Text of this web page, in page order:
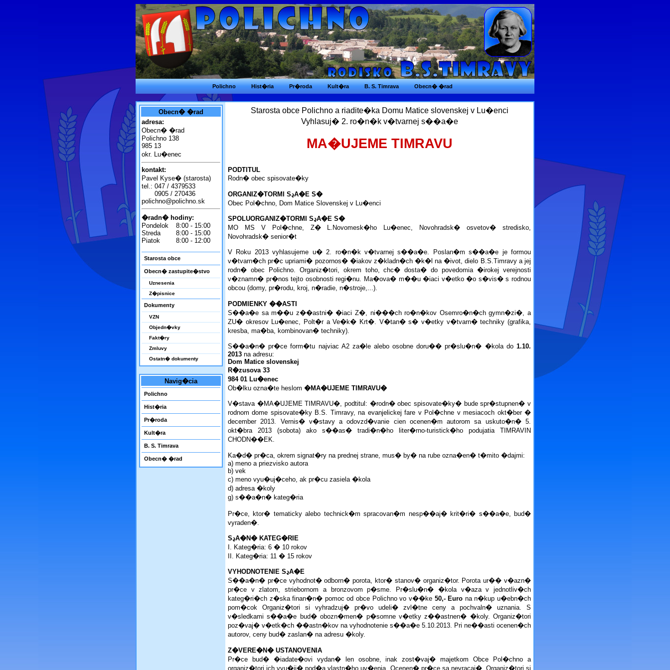
Polichno Hist�ria Pr�roda Kult�ra B. S. Timrava Obecn� �rad
Obecn� �rad
adresa:
Obecn� �rad
Polichno 138
985 13
okr. Lu�enec
kontakt:
Pavel Kyse� (starosta)
tel.: 047 / 4379533
0905 / 270436
polichno@polichno.sk
�radn� hodiny:
Pondelok
8:00 - 15:00
Streda
8:00 - 15:00
Piatok
8:00 - 12:00
Starosta obce
Obecn� zastupite�stvo
Uznesenia
Z�pisnice
Dokumenty
VZN
Objedn�vky
Fakt�ry
Zmluvy
Ostatn� dokumenty
Navig�cia
Polichno
Hist�ria
Pr�roda
Kult�ra
B. S. Timrava
Obecn� �rad
Starosta obce Polichno a riadite�ka Domu Matice slovenskej v Lu�enci
Vyhlasuj� 2. ro�n�k v�tvarnej s��a�e
MA�UJEME TIMRAVU
PODTITUL
Rodn� obec spisovate�ky
ORGANIZ�TORMI SڍA�E S�
Obec Pol�chno, Dom Matice Slovenskej v Lu�enci
SPOLUORGANIZ�TORMI SڍA�E S�
MO MS V Pol�chne, Z� L.Novomesk�ho Lu�enec, Novohradsk� osvetov� stredisko,
Novohradsk� senior�t
V Roku 2013 vyhlasujeme u� 2. ro�n�k v�tvarnej s��a�e. Poslan�m s��a�e je formou
v�tvarn�ch pr�c upriami� pozornos� �iakov z�kladn�ch �k�l na �ivot, dielo B.S.Timravy a jej
rodn� obec Polichno. Organiz�tori, okrem toho, chc� dosta� do povedomia �irokej verejnosti
v�znamn� pr�nos tejto osobnosti regi�nu. Ma�ova� m��u �iaci v�etko �o s�vis� s rodnou
obcou (domy, pr�rodu, kroj, n�radie, n�stroje,...).
PODMIENKY ��ASTI
S��a�e sa m��u z��astni� �iaci Z�, ni���ch ro�n�kov Osemro�n�ch gymn�zi�, a
ZU� okresov Lu�enec, Polt�r a Ve�k� Krt�. V�tan� s� v�etky v�tvarn� techniky (grafika,
kresba, ma�ba, kombinovan� techniky).
S��a�n� pr�ce form�tu najviac A2 za�le alebo osobne doru�� pr�slu�n� �kola do 1.10.
2013 na adresu:
Dom Matice slovenskej
R�zusova 33
984 01 Lu�enec
Ob�lku ozna�te heslom �MA�UJEME TIMRAVU�
V�stava �MA�UJEME TIMRAVU�, podtitul: �rodn� obec spisovate�ky� bude spr�stupnen� v
rodnom dome spisovate�ky B.S. Timravy, na evanjelickej fare v Pol�chne v mesiacoch okt�ber �
december 2013. Vernis� v�stavy a odovzd�vanie cien ocenen�m autorom sa uskuto�n� 5.
okt�bra 2013 (sobota) ako s��as� tradi�n�ho liter�rno-turistick�ho podujatia TIMRAVIN
CHODN��EK.
Ka�d� pr�ca, okrem signat�ry na prednej strane, mus� by� na rube ozna�en� t�mito �dajmi:
a) meno a priezvisko autora
b) vek
c) meno vyu�uj�ceho, ak pr�cu zasiela �kola
d) adresa �koly
g) s��a�n� kateg�ria
Pr�ce, ktor� tematicky alebo technick�m spracovan�m nesp��aj� krit�ri� s��a�e, bud�
vyraden�.
SڍA�N� KATEG�RIE
I. Kateg�ria: 6 � 10 rokov
II. Kateg�ria: 11 � 15 rokov
VYHODNOTENIE SڍA�E
S��a�n� pr�ce vyhodnot� odborn� porota, ktor� stanov� organiz�tor. Porota ur�� v�azn�
pr�ce v zlatom, striebornom a bronzovom p�sme. Pr�slu�n� �kola v�aza v jednotliv�ch
kateg�ri�ch z�ska finan�n� pomoc od obce Polichno vo v��ke 50,- Euro na n�kup u�ebn�ch
pom�cok Organiz�tori si vyhradzuj� pr�vo udeli� zvl�tne ceny a pochvaln� uznania. S
v�sledkami s��a�e bud� obozn�men� p�somne v�etky z��astnen� �koly. Organiz�tori
poz�vaj� v�etk�ch ��astn�kov na vyhodnotenie s��a�e 5.10.2013. Pri ne��asti ocenen�ch
autorov, ceny bud� zaslan� na adresu �koly.
Z�VERE�N� USTANOVENIA
Pr�ce bud� �iadate�ovi vydan� len osobne, inak zost�vaj� majetkom Obce Pol�chno a
organiz�tori ich vyu�ij� pod�a vlastn�ho uv�enia. Ocenen� pr�ce sa nevracaj�. Organiz�tori si